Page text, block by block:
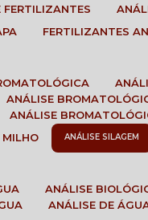
FERTILIZANTES
FERTILIZANTES
ANÁLISE
ANÁLISE
MILHO
ANÁLISE SILAGEM
ANÁLISE
ANÁLISE DE